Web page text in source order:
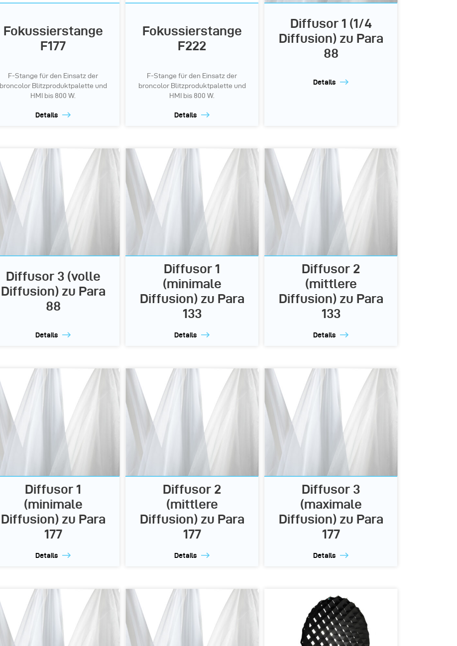
Fokussierstange
F177
F-Stange für den Einsatz der
broncolor Blitzproduktpalette und
HMI bis 800 W.
Details
Fokussierstange
F222
F-Stange für den Einsatz der
broncolor Blitzproduktpalette und
HMI bis 800 W.
Details
Diffusor 1 (1/4
Diffusion) zu Para
88
Details
Diffusor 3 (volle
Diffusion) zu Para
88
Details
Diffusor 1
(minimale
Diffusion) zu Para
133
Details
Diffusor 2
(mittlere
Diffusion) zu Para
133
Details
Diffusor 1
(minimale
Diffusion) zu Para
177
Details
Diffusor 2
(mittlere
Diffusion) zu Para
177
Details
Diffusor 3
(maximale
Diffusion) zu Para
177
Details